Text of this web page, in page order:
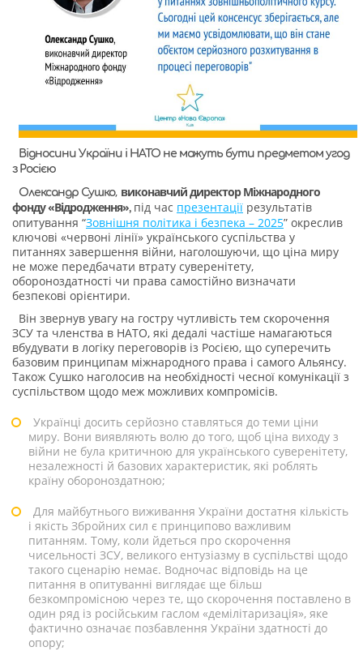
Відносини України і НАТО не можуть бути предметом угод
з Росією
Олександр Сушко, виконавчий директор Міжнародного
фонду «Відродження»,під час презентації результатів
опитування “Зовнішня політика і безпека – 2025” окреслив
ключові «червоні лінії» українського суспільства у
питаннях завершення війни, наголошуючи, що ціна миру
не може передбачати втрату суверенітету,
обороноздатності чи права самостійно визначати
безпекові орієнтири.
Він звернув увагу на гостру чутливість тем скорочення
ЗСУ та членства в НАТО, які дедалі частіше намагаються
вбудувати в логіку переговорів із Росією, що суперечить
базовим принципам міжнародного права і самого Альянсу.
Також Сушко наголосив на необхідності чесної комунікації з
суспільством щодо меж можливих компромісів.
Українці досить серйозно ставляться до теми ціни
миру. Вони виявляють волю до того, щоб ціна виходу з
війни не була критичною для українського суверенітету,
незалежності й базових характеристик, які роблять
країну обороноздатною;
Для майбутнього виживання України достатня кількість
і якість Збройних сил є принципово важливим
питанням. Тому, коли йдеться про скорочення
чисельності ЗСУ, великого ентузіазму в суспільстві щодо
такого сценарію немає. Водночас відповідь на це
питання в опитуванні виглядає ще більш
безкомпромісною через те, що скорочення поставлено в
один ряд із російським гаслом «демілітаризація», яке
фактично означає позбавлення України здатності до
опору;